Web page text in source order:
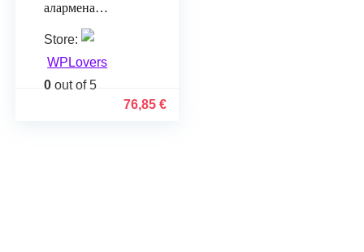
алармена
Tuya Home
Store:
WPLovers
0 out of 5
76,85 €